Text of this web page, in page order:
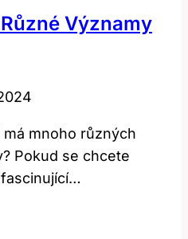
Významy
má mnoho různých
Pokud se chcete